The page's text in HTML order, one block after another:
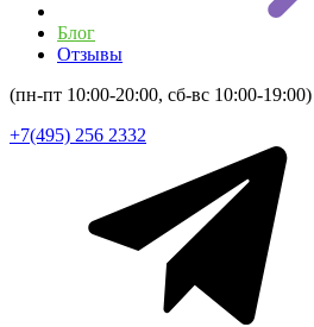
Блог
Отзывы
(пн-пт 10:00-20:00, сб-вс 10:00-19:00)
+7(495) 256 2332